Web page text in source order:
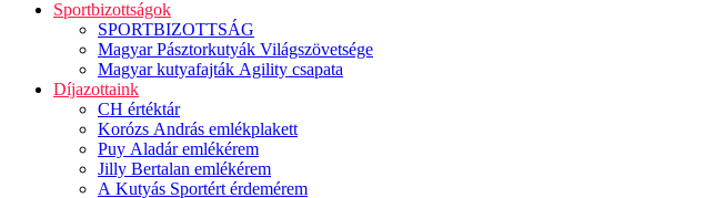
Sportbizottságok
SPORTBIZOTTSÁG
Magyar Pásztorkutyák Világszövetsége
Magyar kutyafajták Agility csapata
Díjazottaink
CH értéktár
Korózs András emlékplakett
Puy Aladár emlékérem
Jilly Bertalan emlékérem
A Kutyás Sportért érdemérem